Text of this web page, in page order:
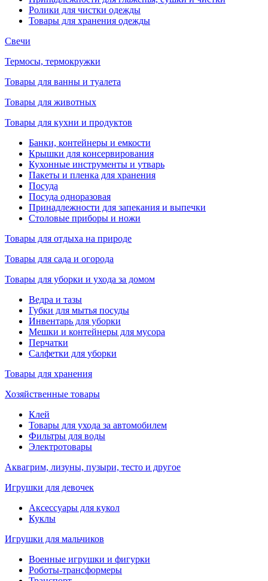
Ролики для чистки одежды
Товары для хранения одежды
Свечи
Термосы, термокружки
Товары для ванны и туалета
Товары для животных
Товары для кухни и продуктов
Банки, контейнеры и емкости
Крышки для консервирования
Кухонные инструменты и утварь
Пакеты и пленка для хранения
Посуда
Посуда одноразовая
Принадлежности для запекания и выпечки
Столовые приборы и ножи
Товары для отдыха на природе
Товары для сада и огорода
Товары для уборки и ухода за домом
Ведра и тазы
Губки для мытья посуды
Инвентарь для уборки
Мешки и контейнеры для мусора
Перчатки
Салфетки для уборки
Товары для хранения
Хозяйственные товары
Клей
Товары для ухода за автомобилем
Фильтры для воды
Электротовары
Аквагрим, лизуны, пузыри, тесто и другое
Игрушки для девочек
Аксессуары для кукол
Куклы
Игрушки для мальчиков
Военные игрушки и фигурки
Роботы-трансформеры